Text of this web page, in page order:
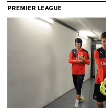
PREMIER LEAGUE